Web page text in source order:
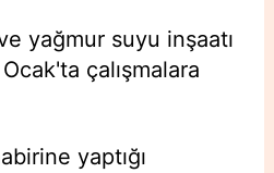
yağmur suyu inşaatı
çalışmalara
yaptığı